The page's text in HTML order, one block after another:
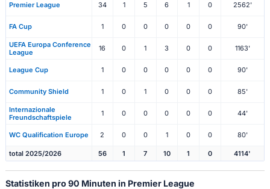
Premier League 34 1 5 6 1 0 2562'
FA Cup 1 0 0 0 0 0 90'
UEFA Europa Conference
League
16 0 1 3 0 0 1163'
League Cup 1 0 0 0 0 0 90'
Community Shield 1 0 1 0 0 0 85'
Internazionale
Freundschaftspiele
1 0 0 0 0 0 44'
WC Qualification Europe 2 0 0 1 0 0 80'
total 2025/2026 56 1 7 10 1 0 4114'
Statistiken pro 90 Minuten in Premier League